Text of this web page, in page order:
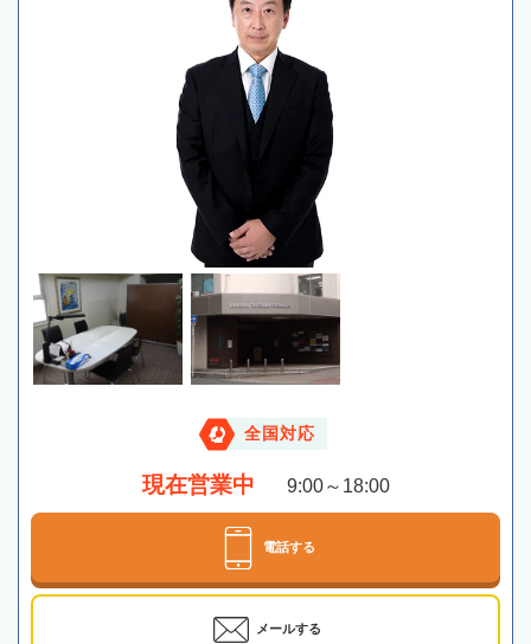
全国対応
現在営業中 9:00～18:00
電話する
メールする